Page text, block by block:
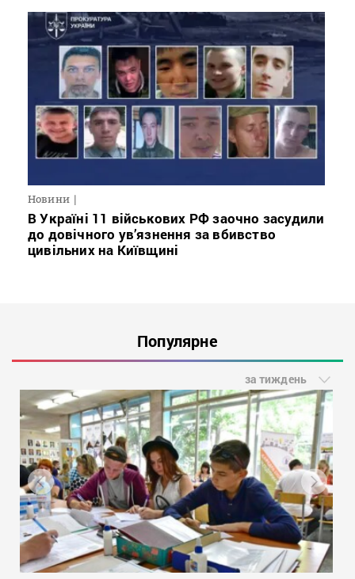
Новини
В Україні 11 військових РФ заочно засудили
до довічного ув’язнення за вбивство
цивільних на Київщині
Популярне
за тиждень